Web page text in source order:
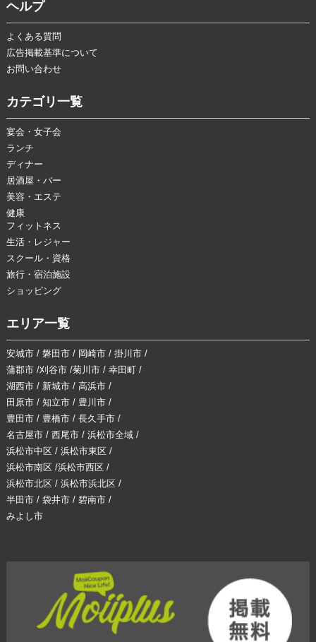
ヘルプ
よくある質問
広告掲載基準について
お問い合わせ
カテゴリ一覧
宴会・女子会
ランチ
ディナー
居酒屋・バー
美容・エステ
健康
フィットネス
生活・レジャー
スクール・資格
旅行・宿泊施設
ショッピング
エリア一覧
安城市/ 磐田市/ 岡崎市/ 掛川市/
蒲郡市/刈谷市/菊川市/ 幸田町/
湖西市/ 新城市/ 高浜市/
田原市/ 知立市/ 豊川市/
豊田市/ 豊橋市/ 長久手市/
名古屋市/ 西尾市/ 浜松市全域/
浜松市中区 / 浜松市東区 /
浜松市南区 /浜松市西区 /
浜松市北区 / 浜松市浜北区 /
半田市/ 袋井市/ 碧南市/
みよし市